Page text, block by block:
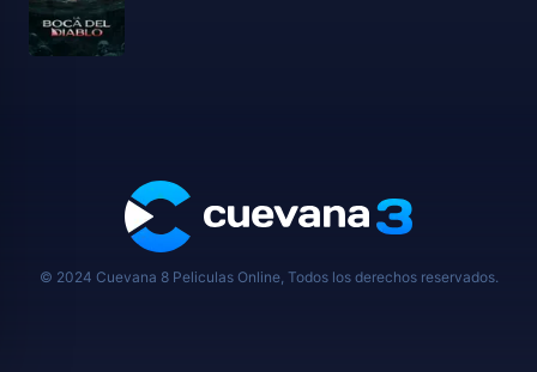
© 2024 Cuevana 8 Peliculas Online, Todos los derechos reservados.